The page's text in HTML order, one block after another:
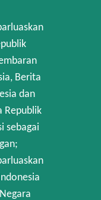
Berita
dan
Republik
sebagai